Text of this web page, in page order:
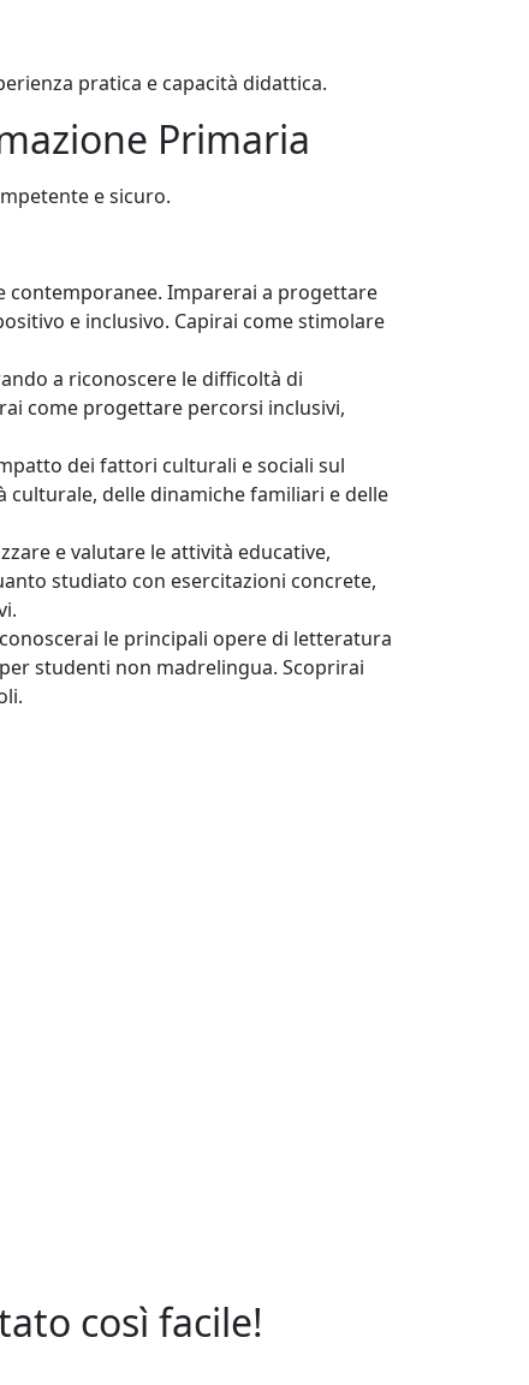
pratica e capacità didattica.
Primaria
e sicuro.
contemporanee. Imparerai a progettare
e inclusivo. Capirai come stimolare
a riconoscere le difficoltà di
come progettare percorsi inclusivi,
dei fattori culturali e sociali sul
delle dinamiche familiari e delle
e valutare le attività educative,
studiato con esercitazioni concrete,
le principali opere di letteratura
studenti non madrelingua. Scoprirai
così facile!